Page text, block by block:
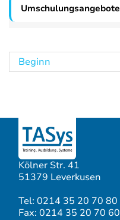
Umschulungsangebote
Beginn
Kölner Str. 41
51379 Leverkusen
Tel: 0214 35 20 70 80
Fax: 0214 35 20 70 60